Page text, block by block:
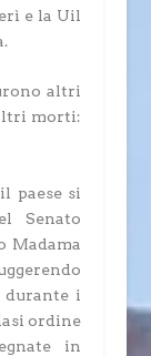
e la Uil
altri
morti:
paese si
Senato
Madama
durante i
ordine
in